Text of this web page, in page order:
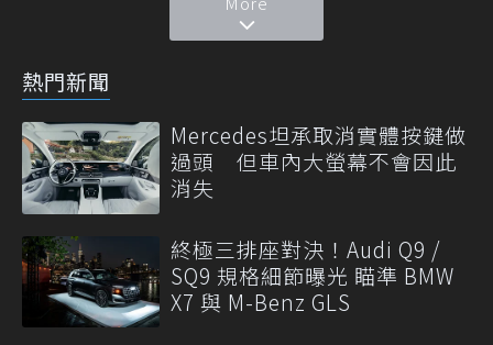
熱門新聞
Mercedes坦承取消實體按鍵做
過頭 但車內大螢幕不會因此
消失
終極三排座對決！Audi Q9 /
SQ9 規格細節曝光 瞄準 BMW
X7 與 M-Benz GLS